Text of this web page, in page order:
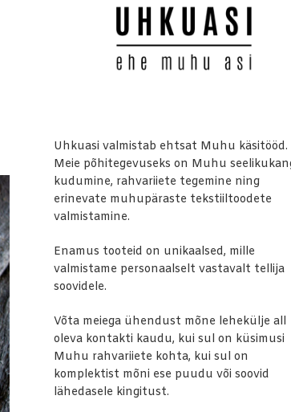
Uhkuasi valmistab ehtsat Muhu käsitööd.
Meie põhitegevuseks on Muhu
kudumine, rahvariiete tegemine ning
erinevate muhupäraste tekstiiltoodete
valmistamine.
Enamus tooteid on unikaalsed, mille
valmistame personaalselt vastavalt tellija
soovidele.
Võta meiega ühendust mõne lehekülje all
oleva kontakti kaudu, kui sul on küsimusi
Muhu rahvariiete kohta, kui sul on
komplektist mõni ese puudu või soovid
lähedasele kingitust.